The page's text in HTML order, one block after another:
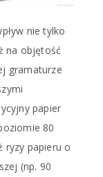
nie tylko
na objętość
gramaturze
papier
80
ryzy papieru o
(np. 90